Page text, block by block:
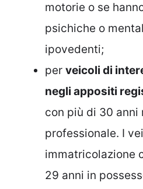
motorie o se
psichiche o
ipovedenti;
per veicoli di
negli appositi
con più di 30 anni
professionale. I
immatricolazione
29 anni in